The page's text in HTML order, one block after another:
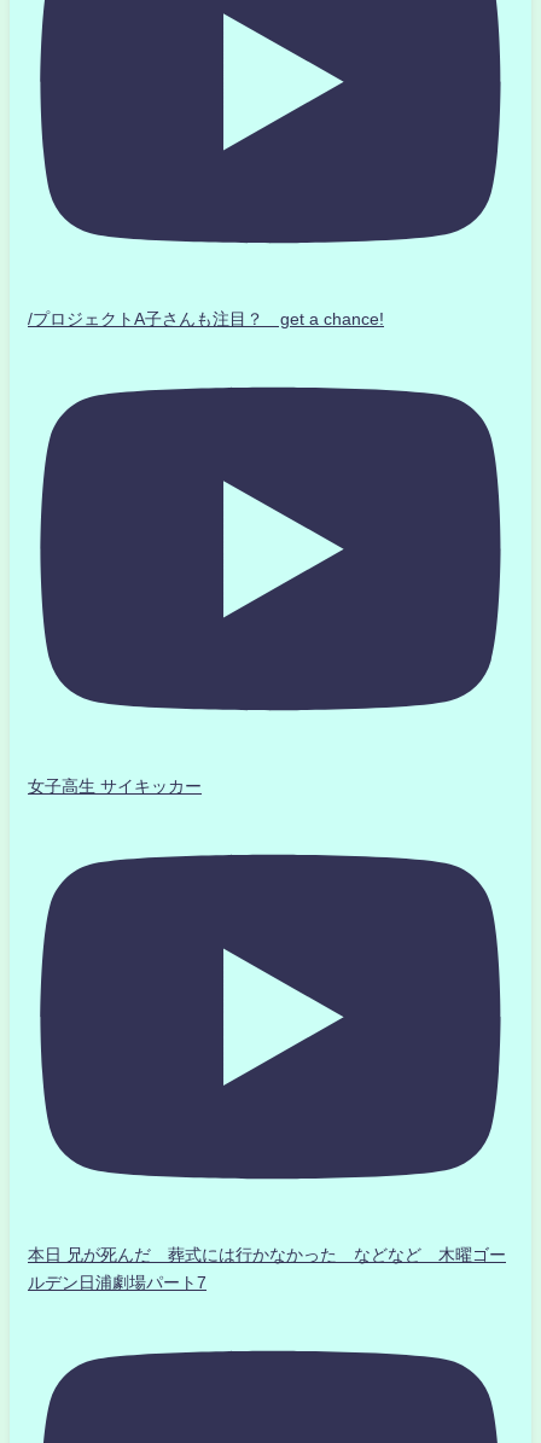
/プロジェクトA子さんも注目？ get a chance!
女子高生 サイキッカー
本日 兄が死んだ 葬式には行かなかった などなど 木曜ゴー
ルデン日浦劇場パート7